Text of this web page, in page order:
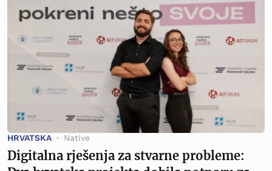
HRVATSKA Native
Digitalna rješenja za stvarne probleme: